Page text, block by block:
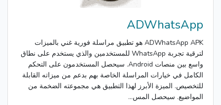
ADWhatsApp
ADWhatsApp APK هو تطبيق مراسلة فورية غني بالميزات
لترقية تجربة WhatsApp للمستخدمين والذي يستخدم على نطاق
واسع بين منصات Android. سيحصل المستخدمون على التحكم
الكامل في خيارات المراسلة الخاصة بهم بدعم من ميزاته القابلة
للتخصيص. الميزة الأبرز لهذا التطبيق هي مجموعته الضخمة من
المواضيع. سيحصل المس...